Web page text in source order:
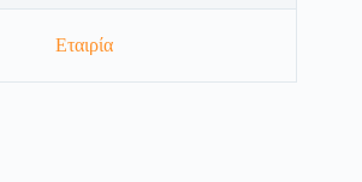
Εταιρία